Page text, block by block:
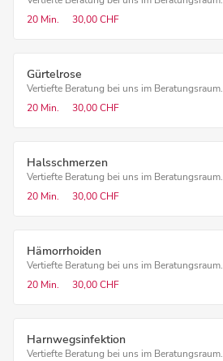
20 Min.
30,00 CHF
Gürtelrose
Vertiefte Beratung bei uns im Beratungsraum.
20 Min.
30,00 CHF
Halsschmerzen
Vertiefte Beratung bei uns im Beratungsraum.
20 Min.
30,00 CHF
Hämorrhoiden
Vertiefte Beratung bei uns im Beratungsraum.
20 Min.
30,00 CHF
Harnwegsinfektion
Vertiefte Beratung bei uns im Beratungsraum.